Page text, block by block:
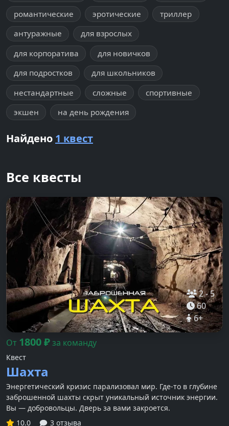
романтические
эротические
триллер
антуражные
для взрослых
для корпоратива
для новичков
для подростков
для школьников
нестандартные
сложные
спортивные
экшен
на день рождения
Найдено 1 квест
Все квесты
2-5
60
6+
От 1800₽за команду
Квест
Шахта
Энергетический кризис парализовал мир. Где-то в глубине
заброшенной шахты скрыт уникальный источник энергии.
Вы — добровольцы. Дверь за вами закроется.
10.0
3 отзыва